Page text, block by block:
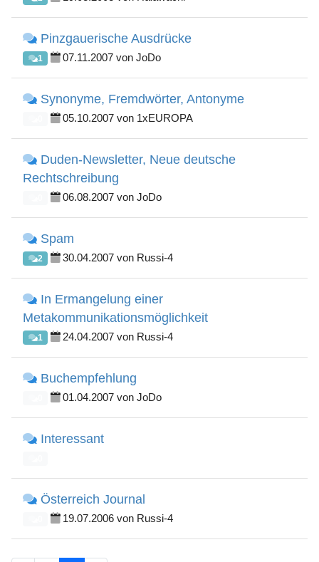
Pinzgauerische Ausdrücke
1 07.11.2007 von JoDo
Synonyme, Fremdwörter, Antonyme
05.10.2007 von 1xEUROPA
Duden-Newsletter, Neue deutsche
Rechtschreibung
06.08.2007 von JoDo
Spam
2 30.04.2007 von Russi-4
In Ermangelung einer
Metakommunikationsmöglichkeit
1 24.04.2007 von Russi-4
Buchempfehlung
01.04.2007 von JoDo
Interessant
Österreich Journal
19.07.2006 von Russi-4